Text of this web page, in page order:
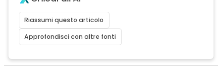
Riassumi questo articolo
Approfondisci con altre fonti